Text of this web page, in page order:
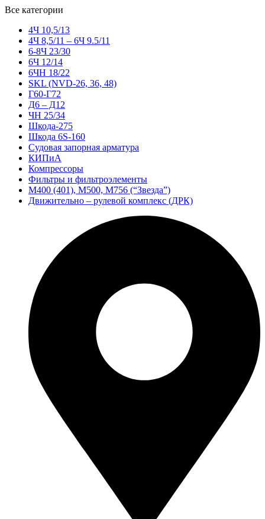
Все категории
4Ч 10,5/13
4Ч 8,5/11 – 6Ч 9.5/11
6-8Ч 23/30
6Ч 12/14
6ЧН 18/22
SKL (NVD-26, 36, 48)
Г60-Г72
Д6 – Д12
ЧН 25/34
Шкода-275
Шкода 6S-160
Судовая запорная арматура
КИПиА
Компрессоры
Фильтры и фильтроэлементы
М400 (401), М500, М756 (“Звезда”)
Движительно – рулевой комплекс (ДРК)